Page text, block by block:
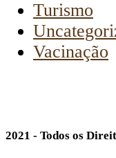
Turismo
Vacinação
2021 - Todos os